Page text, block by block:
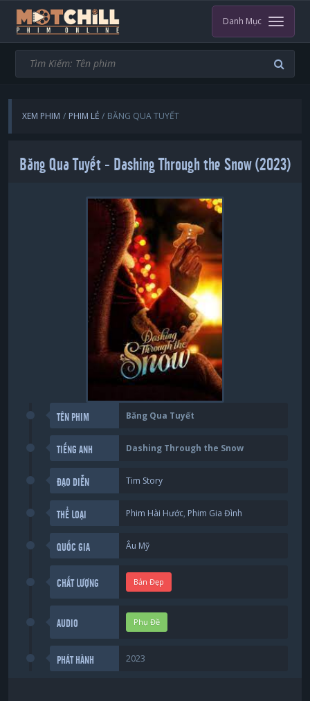
Danh Mục
XEM PHIM PHIM LẺ BĂNG QUA TUYẾT
Băng Qua Tuyết - Dashing Through the Snow (2023)
TÊN PHIM Băng Qua Tuyết
TIẾNG ANH Dashing Through the Snow
ĐẠO DIỄN Tim Story
THỂ LOẠI Phim Hài Hước, Phim Gia Đình
QUỐC GIA Âu Mỹ
CHẤT LƯỢNG Bản Đẹp
AUDIO Phụ Đề
PHÁT HÀNH 2023